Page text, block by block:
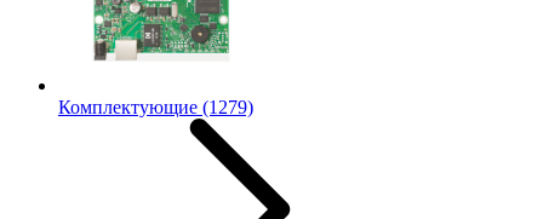
Комплектующие (1279)